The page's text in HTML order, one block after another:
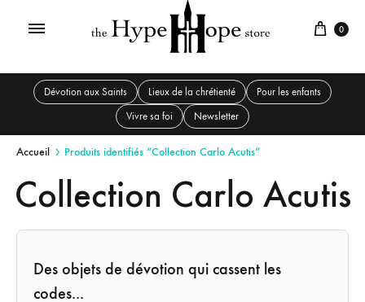
0
Dévotion aux Saints Lieux de la chrétienté
Pour les enfants
Vivre sa foi
Newsletter
Accueil Produits identifiés “Collection Carlo Acutis”
Collection Carlo Acutis
Des objets de dévotion qui cassent les
codes...